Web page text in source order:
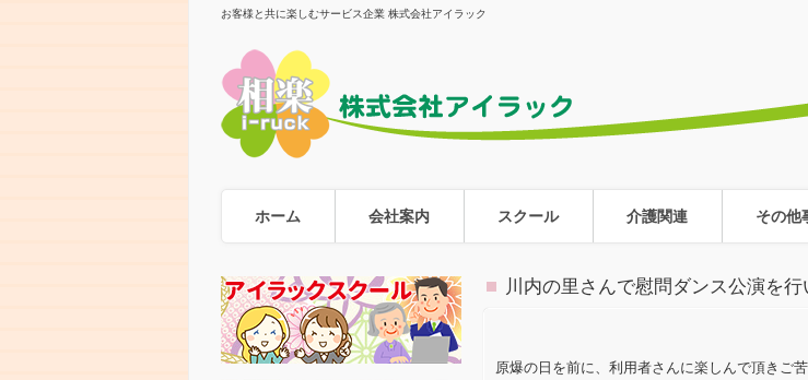
お客様と共に楽しむサービス企業 株式会社アイラック
ホーム 会社案内 スクール 介護関連 その他
川内の里さんで慰問ダンス公演を
原爆の日を前に、利用者さんに楽しんで頂きご